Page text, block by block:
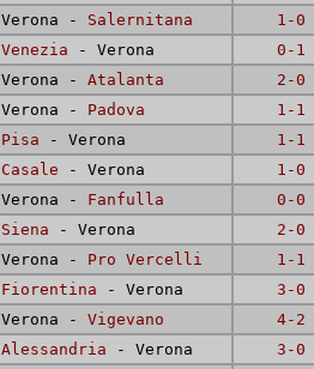
Verona - Salernitana 1-0
Venezia - Verona 0-1
Verona - Atalanta 2-0
Verona - Padova 1-1
Pisa - Verona 1-1
Casale - Verona 1-0
Verona - Fanfulla 0-0
Siena - Verona 2-0
Verona - Pro Vercelli 1-1
Fiorentina - Verona 3-0
Verona - Vigevano 4-2
Alessandria - Verona 3-0